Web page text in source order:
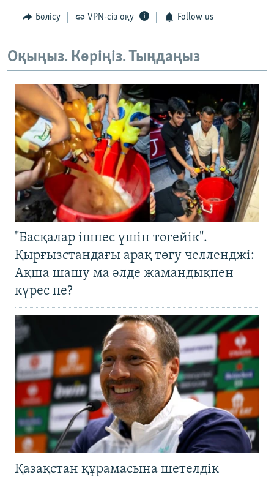
Бөлісу VPN-сіз оқу Follow us
Оқыңыз. Көріңіз. Тыңдаңыз
"Басқалар ішпес үшін төгейік".
Қырғызстандағы арақ төгу челленджі:
Ақша шашу ма әлде жамандықпен
күрес пе?
Қазақстан құрамасына шетелдік